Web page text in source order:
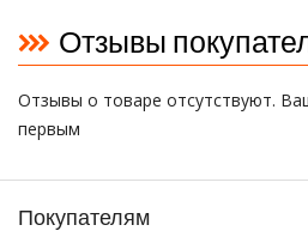
Отзывы
Отзывы о товаре отсутствуют.
первым
Покупателям